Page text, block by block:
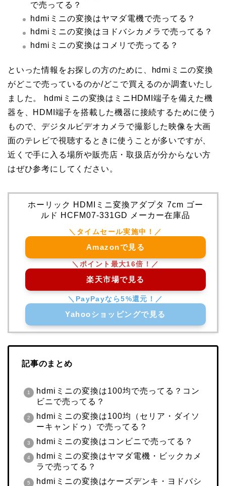
で売ってる？
hdmiミニの変換はヤマダ電機で売ってる？
hdmiミニの変換はヨドバシカメラで売ってる？
hdmiミニの変換はコメリで売ってる？
といった情報をお探しの方のために、hdmiミニの変換
がどこで売っているのか/どこで買えるのか調査いたし
ました。 hdmiミニの変換はミニHDMI端子を備えた機
器を、HDMI端子を搭載した機器に接続するために使う
もので、デジタルビデオカメラで撮影した映像を大画
面のテレビで視聴するときに使うことが多いですが、
近くで手に入る場所や販売店・取扱店が分からない方
はぜひ参考にしてください。
ホーリック HDMIミニ変換アダプタ 7cm ゴー
ルド HCFM07-331GD メーカー在庫品
Amazonで見る
楽天市場で見る
Yahooショッピングで見る
記事のまとめ
hdmiミニの変換は100均で売ってる？コン
ビニで売ってる？
hdmiミニの変換は100均（セリア・ダイソ
ーキャンドゥ）で売ってる？
hdmiミニの変換はコンビニで売ってる？
hdmiミニの変換はヤマダ電機・ビックカメ
ラで売ってる？
hdmiミニの変換はケーズデンキ・ヨドバシ